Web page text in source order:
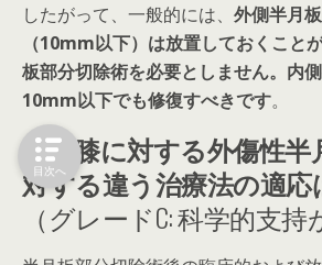
したがって、一般的には、 外側半月
（10mm以下）は放置しておくこと
板部分切除術を必要としません。内
10mm以下でも修復すべきです。
安定膝に対する外傷性半
対する違う治療法の適応
（グレードC: 科学的支持
目次へ